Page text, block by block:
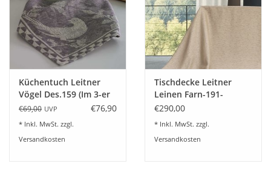
Küchentuch Leitner
Vögel Des.159 (Im 3-er
Set) - 12 Farben
€69,00 UVP €76,90
* Inkl. MwSt. zzgl.
Versandkosten
Tischdecke Leitner
Leinen Farn-191-
Ajoursaum-11 Farben
€290,00
* Inkl. MwSt. zzgl.
Versandkosten